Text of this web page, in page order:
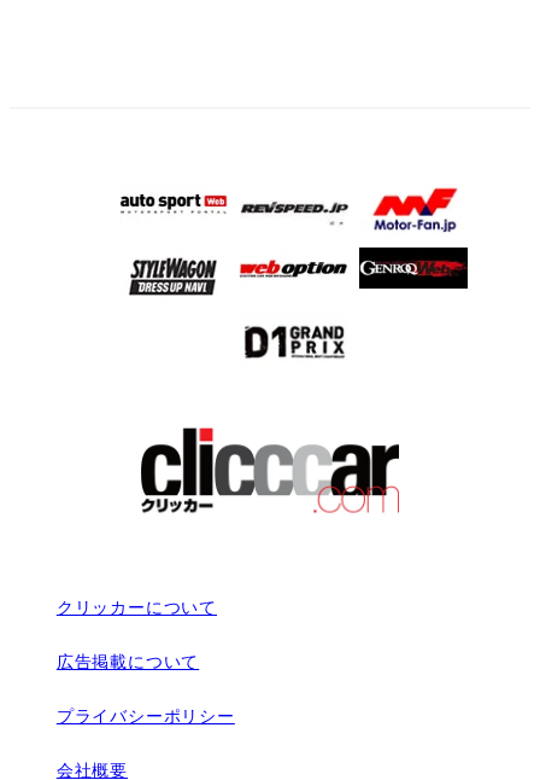
クリッカーについて
広告掲載について
プライバシーポリシー
会社概要